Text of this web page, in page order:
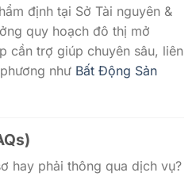
định tại Sở Tài nguyên &
quy hoạch đô thị mở
cần trợ giúp chuyên sâu, liên
như Bất Động Sản
hay phải thông qua dịch vụ?